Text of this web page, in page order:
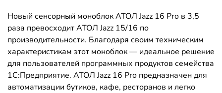
Новый сенсорный моноблок АТОЛ Jazz 16 Pro в 3,5
раза превосходит АТОЛ Jazz 15/16 по
производительности. Благодаря своим техническим
характеристикам этот моноблок — идеальное решение
для пользователей программных продуктов семейства
1С:Предприятие. АТОЛ Jazz 16 Pro предназначен для
автоматизации бутиков, кафе, ресторанов и легко